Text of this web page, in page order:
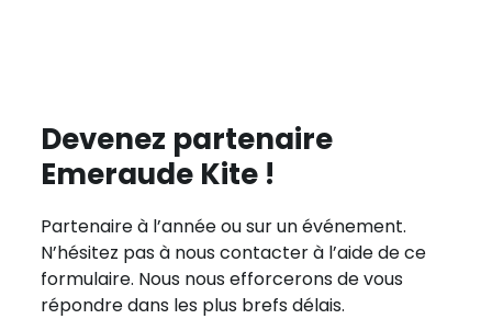
Devenez partenaire
Emeraude Kite !
Partenaire à l’année ou sur un événement.
N’hésitez pas à nous contacter à l’aide de ce
formulaire. Nous nous efforcerons de vous
répondre dans les plus brefs délais.